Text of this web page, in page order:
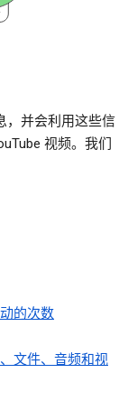
，并会利用这些信
视频。我们
的次数
文件、音频和视